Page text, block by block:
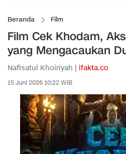
Beranda Film
Film Cek Khodam,
yang Mengacaukan
Nafisatul Khoiriyah | ifakta.co
15 Juni 2026 10:22 WIB